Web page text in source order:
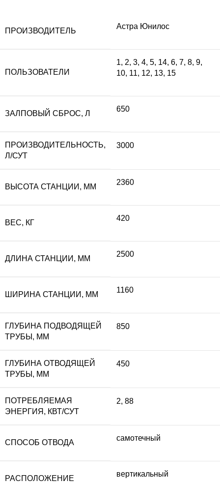
ПРОИЗВОДИТЕЛЬ
Астра Юнилос
ПОЛЬЗОВАТЕЛИ
1, 2, 3, 4, 5, 14, 6, 7, 8, 9,
10, 11, 12, 13, 15
ЗАЛПОВЫЙ СБРОС, Л
650
ПРОИЗВОДИТЕЛЬНОСТЬ,
Л/СУТ
3000
ВЫСОТА СТАНЦИИ, ММ
2360
ВЕС, КГ
420
ДЛИНА СТАНЦИИ, ММ
2500
ШИРИНА СТАНЦИИ, ММ
1160
ГЛУБИНА ПОДВОДЯЩЕЙ
ТРУБЫ, ММ
850
ГЛУБИНА ОТВОДЯЩЕЙ
ТРУБЫ, ММ
450
ПОТРЕБЛЯЕМАЯ
ЭНЕРГИЯ, КВТ/СУТ
2, 88
СПОСОБ ОТВОДА
самотечный
РАСПОЛОЖЕНИЕ
вертикальный